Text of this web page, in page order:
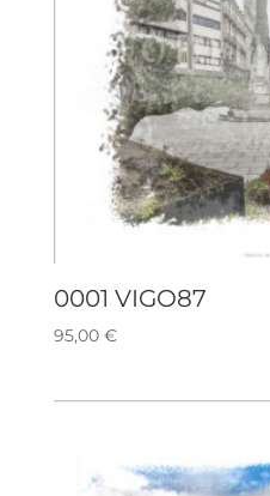
0001 VIGO87
95,00 €